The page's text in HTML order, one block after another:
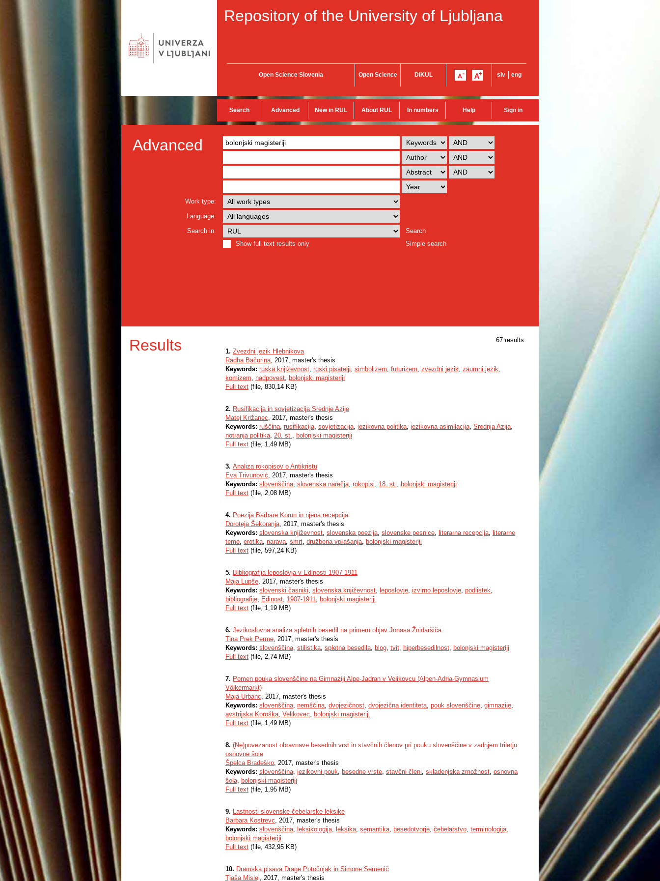
Repository of the University of Ljubljana
Open Science Slovenia Open Science DiKUL slv eng
Search Advanced New in RUL About RUL In numbers Help Sign in
Advanced
Work type:
Language:
Search in:
Search
Show full text results only
Simple search
Results
67 results
1. Zvezdni jezik Hlebnikova
Radha Bačurina, 2017, master's thesis
Keywords: ruska književnost, ruski pisatelji, simbolizem, futurizem, zvezdni jezik, zaumni jezik,
komizem, nadpovest, bolonjski magisteriji
Full text (file, 830,14 KB)
2. Rusifikacija in sovjetizacija Srednje Azije
Matej Križanec, 2017, master's thesis
Keywords: ruščina, rusifikacija, sovjetizacija, jezikovna politika, jezikovna asimilacija, Srednja Azija,
notranja politika, 20. st., bolonjski magisteriji
Full text (file, 1,49 MB)
3. Analiza rokopisov o Antikristu
Eva Trivunović, 2017, master's thesis
Keywords: slovenščina, slovenska narečja, rokopisi, 18. st., bolonjski magisteriji
Full text (file, 2,08 MB)
4. Poezija Barbare Korun in njena recepcija
Doroteja Šekoranja, 2017, master's thesis
Keywords: slovenska književnost, slovenska poezija, slovenske pesnice, literarna recepcija, literarne
teme, erotika, narava, smrt, družbena vprašanja, bolonjski magisteriji
Full text (file, 597,24 KB)
5. Bibliografija leposlovja v Edinosti 1907-1911
Maja Lupše, 2017, master's thesis
Keywords: slovenski časniki, slovenska književnost, leposlovje, izvirno leposlovje, podlistek,
bibliografije, Edinost, 1907-1911, bolonjski magisteriji
Full text (file, 1,19 MB)
6. Jezikoslovna analiza spletnih besedil na primeru objav Jonasa Žnidaršiča
Tina Prek Perme, 2017, master's thesis
Keywords: slovenščina, stilistika, spletna besedila, blog, tvit, hiperbesedilnost, bolonjski magisteriji
Full text (file, 2,74 MB)
7. Pomen pouka slovenščine na Gimnaziji Alpe-Jadran v Velikovcu (Alpen-Adria-Gymnasium
Völkermarkt)
Maja Urbanc, 2017, master's thesis
Keywords: slovenščina, nemščina, dvojezičnost, dvojezična identiteta, pouk slovenščine, gimnazije,
avstrijska Koroška, Velikovec, bolonjski magisteriji
Full text (file, 1,49 MB)
8. (Ne)povezanost obravnave besednih vrst in stavčnih členov pri pouku slovenščine v zadnjem triletju
osnovne šole
Špelca Bradeško, 2017, master's thesis
Keywords: slovenščina, jezikovni pouk, besedne vrste, stavčni členi, skladenjska zmožnost, osnovna
šola, bolonjski magisteriji
Full text (file, 1,95 MB)
9. Lastnosti slovenske čebelarske leksike
Barbara Kostrevc, 2017, master's thesis
Keywords: slovenščina, leksikologija, leksika, semantika, besedotvorje, čebelarstvo, terminologija,
bolonjski magisteriji
Full text (file, 432,95 KB)
10. Dramska pisava Drage Potočnjak in Simone Semenič
Tjaša Mislej, 2017, master's thesis